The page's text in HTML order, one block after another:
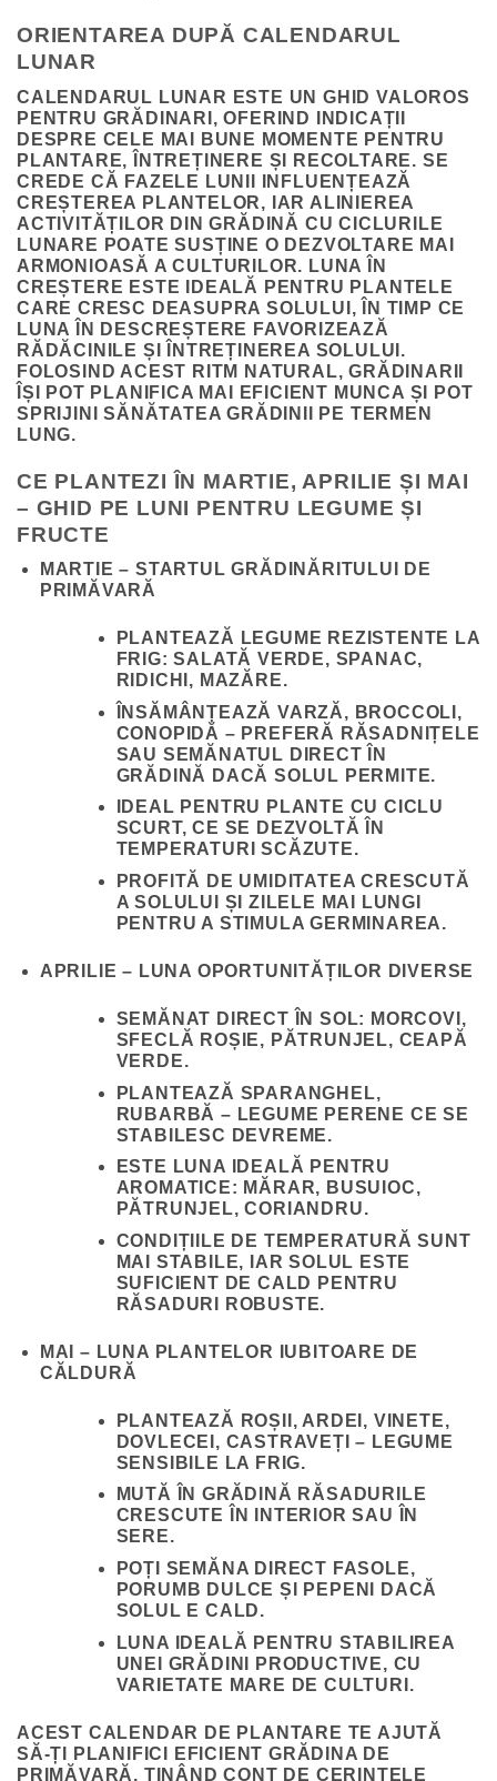
ORIENTAREA DUPĂ CALENDARUL
LUNAR
CALENDARUL LUNAR ESTE UN GHID VALOROS
PENTRU GRĂDINARI, OFERIND INDICAȚII
DESPRE CELE MAI BUNE MOMENTE PENTRU
PLANTARE, ÎNTREȚINERE ȘI RECOLTARE. SE
CREDE CĂ FAZELE LUNII INFLUENȚEAZĂ
CREȘTEREA PLANTELOR, IAR ALINIEREA
ACTIVITĂȚILOR DIN GRĂDINĂ CU CICLURILE
LUNARE POATE SUSȚINE O DEZVOLTARE MAI
ARMONIOASĂ A CULTURILOR. LUNA ÎN
CREȘTERE ESTE IDEALĂ PENTRU PLANTELE
CARE CRESC DEASUPRA SOLULUI, ÎN TIMP CE
LUNA ÎN DESCREȘTERE FAVORIZEAZĂ
RĂDĂCINILE ȘI ÎNTREȚINEREA SOLULUI.
FOLOSIND ACEST RITM NATURAL, GRĂDINARII
ÎȘI POT PLANIFICA MAI EFICIENT MUNCA ȘI POT
SPRIJINI SĂNĂTATEA GRĂDINII PE TERMEN
LUNG.
CE PLANTEZI ÎN MARTIE, APRILIE ȘI MAI
– GHID PE LUNI PENTRU LEGUME ȘI
FRUCTE
MARTIE – STARTUL GRĂDINĂRITULUI DE
PRIMĂVARĂ
PLANTEAZĂ LEGUME REZISTENTE LA
FRIG: SALATĂ VERDE, SPANAC,
RIDICHI, MAZĂRE.
ÎNSĂMÂNȚEAZĂ VARZĂ, BROCCOLI,
CONOPIDĂ – PREFERĂ RĂSADNIȚELE
SAU SEMĂNATUL DIRECT ÎN
GRĂDINĂ DACĂ SOLUL PERMITE.
IDEAL PENTRU PLANTE CU CICLU
SCURT, CE SE DEZVOLTĂ ÎN
TEMPERATURI SCĂZUTE.
PROFITĂ DE UMIDITATEA CRESCUTĂ
A SOLULUI ȘI ZILELE MAI LUNGI
PENTRU A STIMULA GERMINAREA.
APRILIE – LUNA OPORTUNITĂȚILOR DIVERSE
SEMĂNAT DIRECT ÎN SOL: MORCOVI,
SFECLĂ ROȘIE, PĂTRUNJEL, CEAPĂ
VERDE.
PLANTEAZĂ SPARANGHEL,
RUBARBĂ – LEGUME PERENE CE SE
STABILESC DEVREME.
ESTE LUNA IDEALĂ PENTRU
AROMATICE: MĂRAR, BUSUIOC,
PĂTRUNJEL, CORIANDRU.
CONDIȚIILE DE TEMPERATURĂ SUNT
MAI STABILE, IAR SOLUL ESTE
SUFICIENT DE CALD PENTRU
RĂSADURI ROBUSTE.
MAI – LUNA PLANTELOR IUBITOARE DE
CĂLDURĂ
PLANTEAZĂ ROȘII, ARDEI, VINETE,
DOVLECEI, CASTRAVEȚI – LEGUME
SENSIBILE LA FRIG.
MUTĂ ÎN GRĂDINĂ RĂSADURILE
CRESCUTE ÎN INTERIOR SAU ÎN
SERE.
POȚI SEMĂNA DIRECT FASOLE,
PORUMB DULCE ȘI PEPENI DACĂ
SOLUL E CALD.
LUNA IDEALĂ PENTRU STABILIREA
UNEI GRĂDINI PRODUCTIVE, CU
VARIETATE MARE DE CULTURI.
ACEST CALENDAR DE PLANTARE TE AJUTĂ
SĂ-ȚI PLANIFICI EFICIENT GRĂDINA DE
PRIMĂVARĂ, ȚINÂND CONT DE CERINȚELE